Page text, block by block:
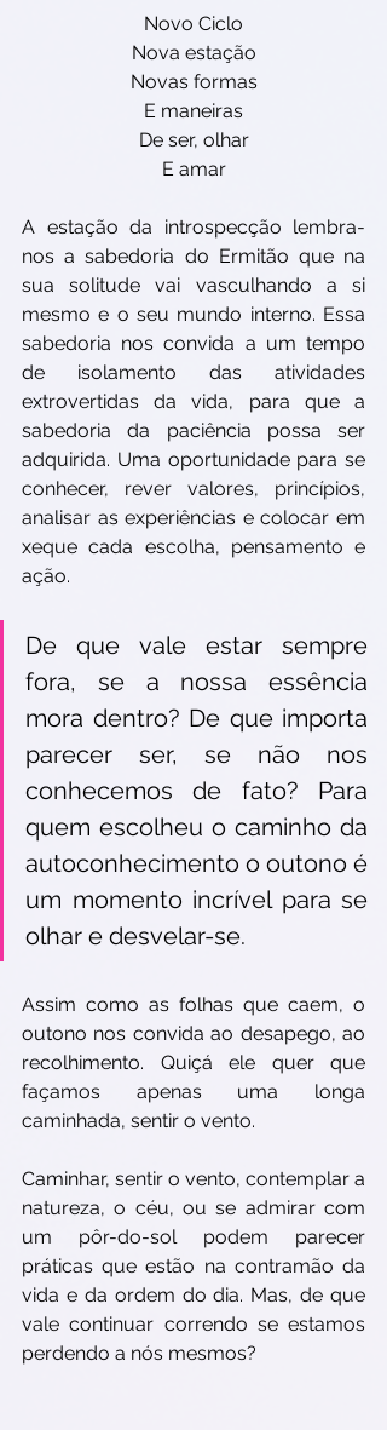
Novo Ciclo
Nova estação
Novas formas
E maneiras
De ser, olhar
E amar
A estação da introspecção lembra-
nos a sabedoria do Ermitão que na
sua solitude vai vasculhando a si
mesmo e o seu mundo interno. Essa
sabedoria nos convida a um tempo
de isolamento das atividades
extrovertidas da vida, para que a
sabedoria da paciência possa ser
adquirida. Uma oportunidade para se
conhecer, rever valores, princípios,
analisar as experiências e colocar em
xeque cada escolha, pensamento e
ação.
De que vale estar sempre
fora, se a nossa essência
mora dentro? De que importa
parecer ser, se não nos
conhecemos de fato? Para
quem escolheu o caminho da
autoconhecimento o outono é
um momento incrível para se
olhar e desvelar-se.
Assim como as folhas que caem, o
outono nos convida ao desapego, ao
recolhimento. Quiçá ele quer que
façamos apenas uma longa
caminhada, sentir o vento.
Caminhar, sentir o vento, contemplar a
natureza, o céu, ou se admirar com
um pôr-do-sol podem parecer
práticas que estão na contramão da
vida e da ordem do dia. Mas, de que
vale continuar correndo se estamos
perdendo a nós mesmos?